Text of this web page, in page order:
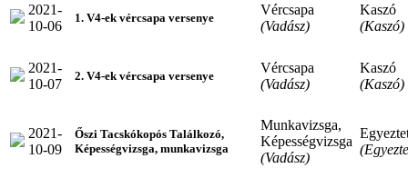
2021-
10-06
1. V4-ek vércsapa versenye
Vércsapa
(Vadász)
Kaszó
(Kaszó)
2021-
10-07
2. V4-ek vércsapa versenye
Vércsapa
(Vadász)
Kaszó
(Kaszó)
2021-
10-09
Őszi Tacskókopós Találkozó,
Képességvizsga, munkavizsga
Munkavizsga,
Képességvizsga
(Vadász)